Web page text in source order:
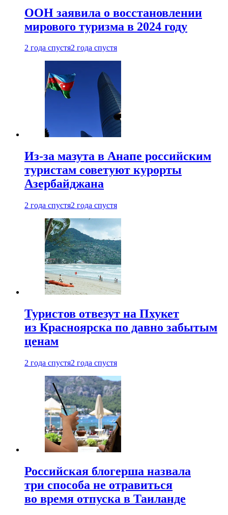
ООН заявила о восстановлении
мирового туризма в 2024 году
2 года спустя2 года спустя
Из-за мазута в Анапе российским
туристам советуют курорты
Азербайджана
2 года спустя2 года спустя
Туристов отвезут на Пхукет
из Красноярска по давно забытым
ценам
2 года спустя2 года спустя
Российская блогерша назвала
три способа не отравиться
во время отпуска в Таиланде